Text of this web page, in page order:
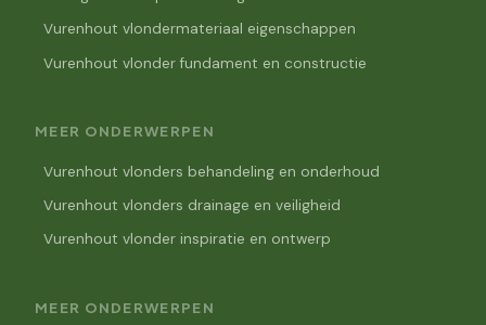
Vurenhout vlondermateriaal eigenschappen
Vurenhout vlonder fundament en constructie
MEER ONDERWERPEN
Vurenhout vlonders behandeling en onderhoud
Vurenhout vlonders drainage en veiligheid
Vurenhout vlonder inspiratie en ontwerp
MEER ONDERWERPEN